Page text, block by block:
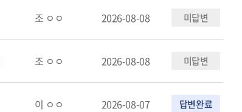
조 ㅇㅇ 2026-08-08 미답변
조 ㅇㅇ 2026-08-08 미답변
이 ㅇㅇ 2026-08-07 답변완료